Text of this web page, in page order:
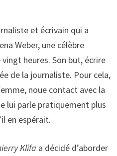
et écrivain qui a
Weber, une célèbre
heures. Son but, écrire
de la journaliste. Pour cela,
noue contact avec la
lui parle pratiquement plus
en espérait.
Klifa a décidé d’aborder